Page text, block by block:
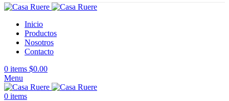
Inicio
Productos
Nosotros
Contacto
0 items $0.00
Menu
0 items